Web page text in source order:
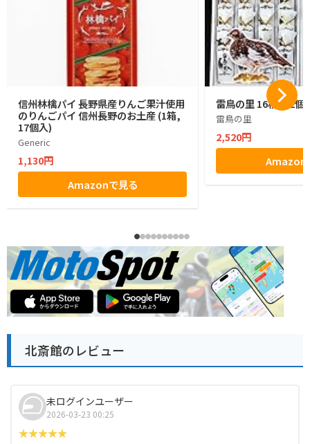
信州林檎パイ 長野県産りんご果汁使用
のりんごパイ 信州長野のお土産 (1箱,
17個入)
Generic
1,130円
Amazonで見る
雷鳥の里 16枚入 2個
雷鳥の里
2,520円
Amazon
北斎館のレビュー
未ログインユーザー
2026-03-23 00:25